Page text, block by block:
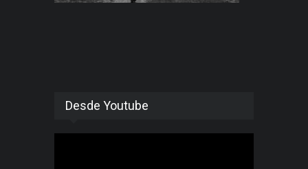
Desde Youtube